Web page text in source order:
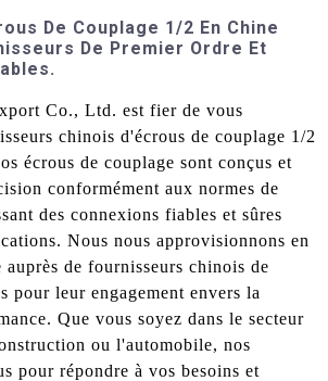
De Couplage 1/2 En Chine
De Premier Ordre Et
Co., Ltd. est fier de vous
chinois d'écrous de couplage 1/2
écrous de couplage sont conçus et
conformément aux normes de
des connexions fiables et sûres
Nous nous approvisionnons en
auprès de fournisseurs chinois de
pour leur engagement envers la
Que vous soyez dans le secteur
ou l'automobile, nos
pour répondre à vos besoins et